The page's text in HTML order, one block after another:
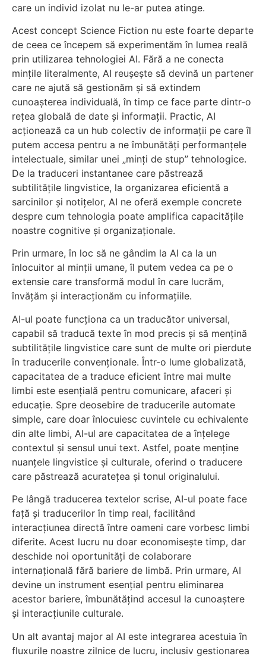
care un individ izolat nu le-ar putea atinge.
Acest concept Science Fiction nu este foarte departe
de ceea ce începem să experimentăm în lumea reală
prin utilizarea tehnologiei AI. Fără a ne conecta
mințile literalmente, AI reușește să devină un partener
care ne ajută să gestionăm și să extindem
cunoașterea individuală, în timp ce face parte dintr-o
rețea globală de date și informații. Practic, AI
acționează ca un hub colectiv de informații pe care îl
putem accesa pentru a ne îmbunătăți performanțele
intelectuale, similar unei „minți de stup” tehnologice.
De la traduceri instantanee care păstrează
subtilitățile lingvistice, la organizarea eficientă a
sarcinilor și notițelor, AI ne oferă exemple concrete
despre cum tehnologia poate amplifica capacitățile
noastre cognitive și organizaționale.
Prin urmare, în loc să ne gândim la AI ca la un
înlocuitor al minții umane, îl putem vedea ca pe o
extensie care transformă modul în care lucrăm,
învățăm și interacționăm cu informațiile.
AI-ul poate funcționa ca un traducător universal,
capabil să traducă texte în mod precis și să mențină
subtilitățile lingvistice care sunt de multe ori pierdute
în traducerile convenționale. Într-o lume globalizată,
capacitatea de a traduce eficient între mai multe
limbi este esențială pentru comunicare, afaceri și
educație. Spre deosebire de traducerile automate
simple, care doar înlocuiesc cuvintele cu echivalente
din alte limbi, AI-ul are capacitatea de a înțelege
contextul și sensul unui text. Astfel, poate menține
nuanțele lingvistice și culturale, oferind o traducere
care păstrează acuratețea și tonul originalului.
Pe lângă traducerea textelor scrise, AI-ul poate face
față și traducerilor în timp real, facilitând
interacțiunea directă între oameni care vorbesc limbi
diferite. Acest lucru nu doar economisește timp, dar
deschide noi oportunități de colaborare
internațională fără bariere de limbă. Prin urmare, AI
devine un instrument esențial pentru eliminarea
acestor bariere, îmbunătățind accesul la cunoaștere
și interacțiunile culturale.
Un alt avantaj major al AI este integrarea acestuia în
fluxurile noastre zilnice de lucru, inclusiv gestionarea